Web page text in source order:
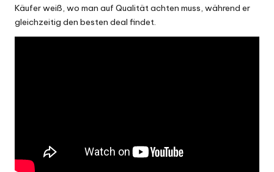
Käufer weiß, wo man auf Qualität achten muss, während er
gleichzeitig den besten deal findet.